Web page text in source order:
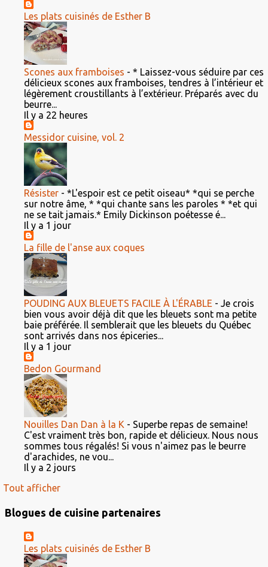
Les plats cuisinés de Esther B
Scones aux framboises - * Laissez-vous séduire par ces
délicieux scones aux framboises, tendres à l’intérieur et
légèrement croustillants à l’extérieur. Préparés avec du
beurre...
Il y a 22 heures
Messidor cuisine, vol. 2
Résister - *L'espoir est ce petit oiseau* *qui se perche
sur notre âme, * *qui chante sans les paroles * *et qui
ne se tait jamais.* Emily Dickinson poétesse é...
Il y a 1 jour
La fille de l'anse aux coques
POUDING AUX BLEUETS FACILE À L'ÉRABLE - Je crois
bien vous avoir déjà dit que les bleuets sont ma petite
baie préférée. Il semblerait que les bleuets du Québec
sont arrivés dans nos épiceries...
Il y a 1 jour
Bedon Gourmand
Nouilles Dan Dan à la K - Superbe repas de semaine!
C'est vraiment très bon, rapide et délicieux. Nous nous
sommes tous régalés! Si vous n'aimez pas le beurre
d'arachides, ne vou...
Il y a 2 jours
Tout afficher
Blogues de cuisine partenaires
Les plats cuisinés de Esther B